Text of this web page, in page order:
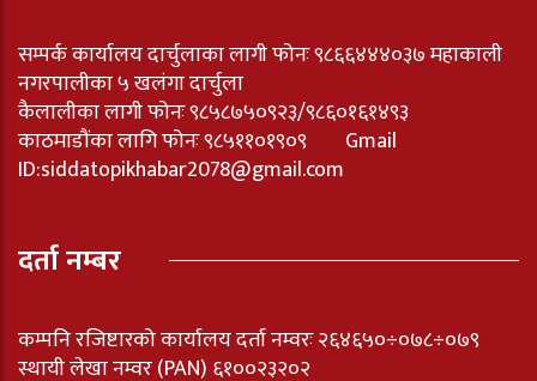
सम्पर्क कार्यालय दार्चुलाका लागी फोनः ९८६६४४४०३७ महाकाली
नगरपालीका ५ खलंगा दार्चुला
कैलालीका लागी फोनः ९८५८७५०९२३/९८६०१६१४९३
काठमाडौंका लागि फोनः ९८५११०१९०९ Gmail
ID:siddatopikhabar2078@gmail.com
दर्ता नम्बर
कम्पनि रजिष्टारको कार्यालय दर्ता नम्वरः २६४६५०÷०७८÷०७९
स्थायी लेखा नम्वर (PAN) ६१००२३२०२